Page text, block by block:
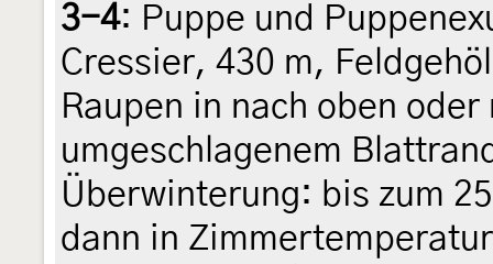
3-4: Puppe und
Cressier, 430 m,
Raupen in nach oben oder
umgeschlagenem
Überwinterung: bis zum
dann in